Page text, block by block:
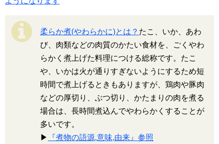
柔らか煮(やわらかに)とは？ たこ、いか、あわ
び、肉類などの肉質のかたい食材を、ごくやわ
らかく煮上げた料理につける総称です。たこ
や、いかは火が通りすぎないようにするため短
時間で煮上げるときもありますが、鶏肉や豚肉
などの厚切り、ぶつ切り、かたまりの肉を煮る
場合は、長時間煮込んでやわらかくすることが
多いです。
▶
『煮物の語源,意味,由来』参照